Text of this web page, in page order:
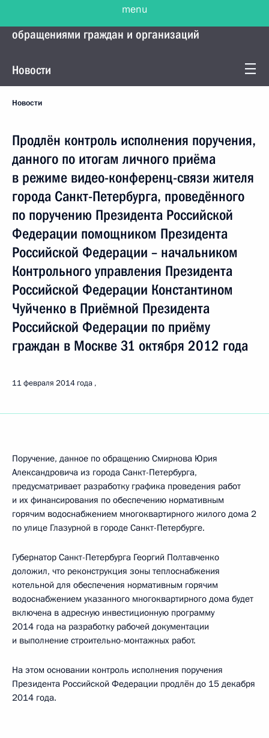
обращениями граждан и организаций
Новости
Новости
Продлён контроль исполнения поручения,
данного по итогам личного приёма
в режиме видео-конференц-связи жителя
города Санкт-Петербурга, проведённого
по поручению Президента Российской
Федерации помощником Президента
Российской Федерации – начальником
Контрольного управления Президента
Российской Федерации Константином
Чуйченко в Приёмной Президента
Российской Федерации по приёму
граждан в Москве 31 октября 2012 года
11 февраля 2014 года
Поручение, данное по обращению Смирнова Юрия
Александровича из города Санкт-Петербурга,
предусматривает разработку графика проведения работ
и их финансирования по обеспечению нормативным
горячим водоснабжением многоквартирного жилого дома 2
по улице Глазурной в городе Санкт-Петербурге.
Губернатор Санкт-Петербурга Георгий Полтавченко
доложил, что реконструкция зоны теплоснабжения
котельной для обеспечения нормативным горячим
водоснабжением указанного многоквартирного дома будет
включена в адресную инвестиционную программу
2014 года на разработку рабочей документации
и выполнение строительно-монтажных работ.
На этом основании контроль исполнения поручения
Президента Российской Федерации продлён до 15 декабря
2014 года.